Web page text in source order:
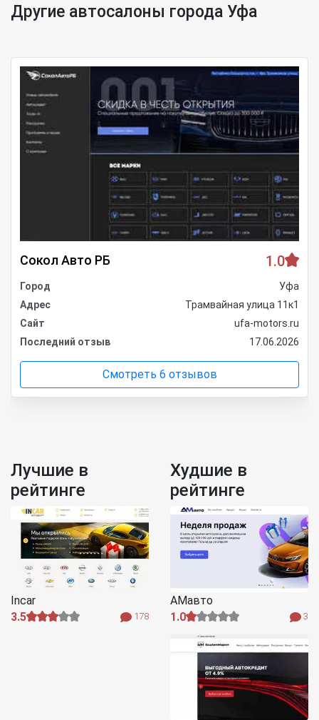
Другие автосалоны города Уфа
Сокол Авто РБ 1.0
Город
Уфа
Адрес
Трамвайная улица 11к1
Сайт
ufa-motors.ru
Последний отзыв
17.06.2026
Смотреть 6 отзывов
Лучшие в
рейтинге
Incar
3.5
178
Худшие в
рейтинге
АМавто
1.0
3